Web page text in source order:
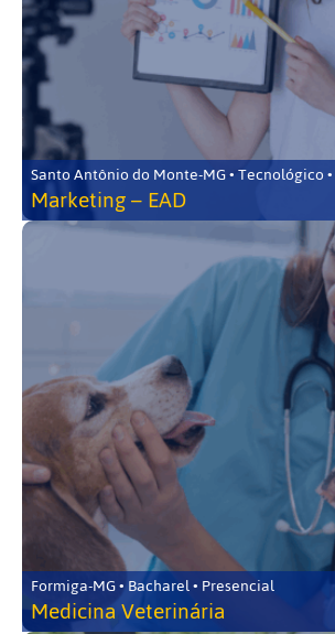
Santo Antônio do Monte-MG • Tecnológico
Marketing – EAD
Formiga-MG • Bacharel • Presencial
Medicina Veterinária